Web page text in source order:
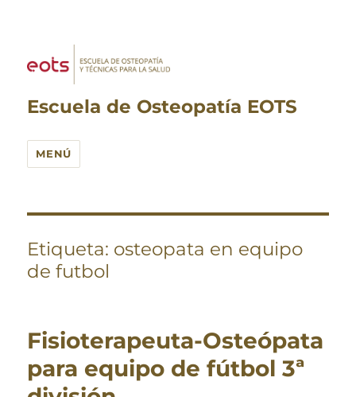
Escuela de Osteopatía EOTS
MENÚ
Etiqueta: osteopata en equipo
de futbol
Fisioterapeuta-Osteópata
para equipo de fútbol 3ª